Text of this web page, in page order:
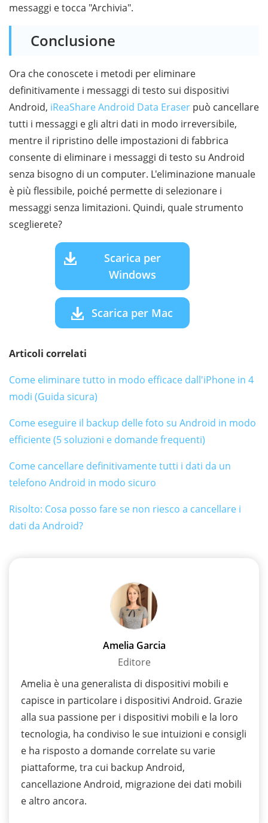
messaggi e tocca "Archivia".
Conclusione
Ora che conoscete i metodi per eliminare
definitivamente i messaggi di testo sui dispositivi
Android, iReaShare Android Data Eraser può cancellare
tutti i messaggi e gli altri dati in modo irreversibile,
mentre il ripristino delle impostazioni di fabbrica
consente di eliminare i messaggi di testo su Android
senza bisogno di un computer. L'eliminazione manuale
è più flessibile, poiché permette di selezionare i
messaggi senza limitazioni. Quindi, quale strumento
sceglierete?
Scarica per
Windows
Scarica per Mac
Articoli correlati
Come eliminare tutto in modo efficace dall'iPhone in 4
modi (Guida sicura)
Come eseguire il backup delle foto su Android in modo
efficiente (5 soluzioni e domande frequenti)
Come cancellare definitivamente tutti i dati da un
telefono Android in modo sicuro
Risolto: Cosa posso fare se non riesco a cancellare i
dati da Android?
Amelia Garcia
Editore
Amelia è una generalista di dispositivi mobili e
capisce in particolare i dispositivi Android. Grazie
alla sua passione per i dispositivi mobili e la loro
tecnologia, ha condiviso le sue intuizioni e consigli
e ha risposto a domande correlate su varie
piattaforme, tra cui backup Android,
cancellazione Android, migrazione dei dati mobili
e altro ancora.